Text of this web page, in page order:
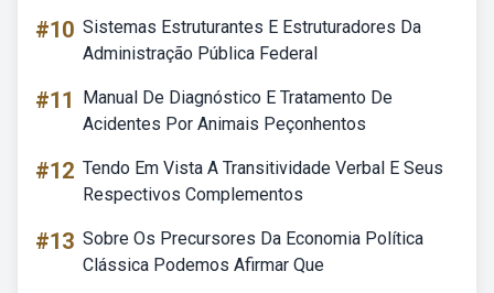
#10 Sistemas Estruturantes E Estruturadores Da
Administração Pública Federal
#11
Manual De Diagnóstico E Tratamento De
Acidentes Por Animais Peçonhentos
#12 Tendo Em Vista A Transitividade Verbal E Seus
Respectivos Complementos
#13 Sobre Os Precursores Da Economia Política
Clássica Podemos Afirmar Que